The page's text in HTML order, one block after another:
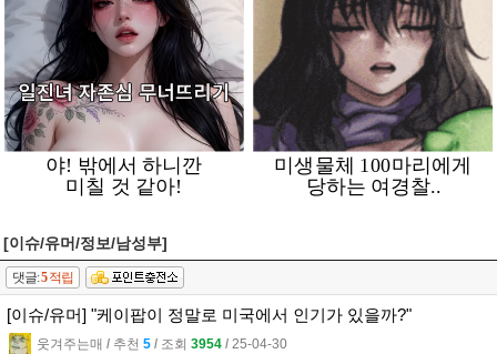
[이슈/유머/정보/남성부]
댓글:5적립
[이슈/유머] "케이팝이 정말로 미국에서 인기가 있을까?"
웃겨주는매 l 추천 5 l 조회 3954 l 25-04-30